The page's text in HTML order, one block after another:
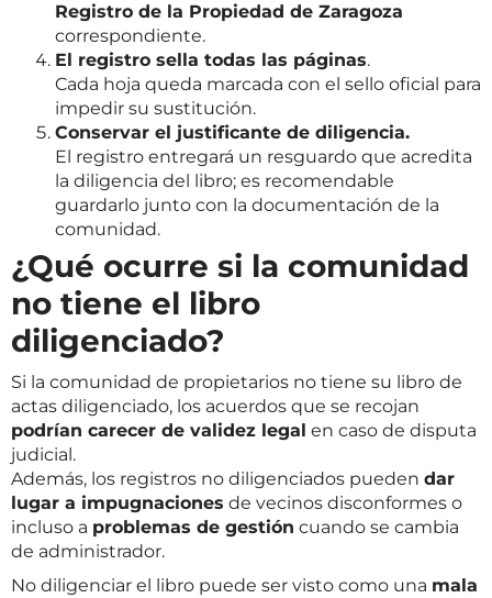
Registro de la Propiedad de Zaragoza
correspondiente.
El registro sella todas las páginas.
Cada hoja queda marcada con el sello oficial para
impedir su sustitución.
Conservar el justificante de diligencia.
El registro entregará un resguardo que acredita
la diligencia del libro; es recomendable
guardarlo junto con la documentación de la
comunidad.
¿Qué ocurre si la comunidad
no tiene el libro
diligenciado?
Si la comunidad de propietarios no tiene su libro de
actas diligenciado, los acuerdos que se recojan
podrían carecer de validez legal en caso de disputa
judicial.
Además, los registros no diligenciados pueden dar
lugar a impugnaciones de vecinos disconformes o
incluso a problemas de gestión cuando se cambia
de administrador.
No diligenciar el libro puede ser visto como una mala